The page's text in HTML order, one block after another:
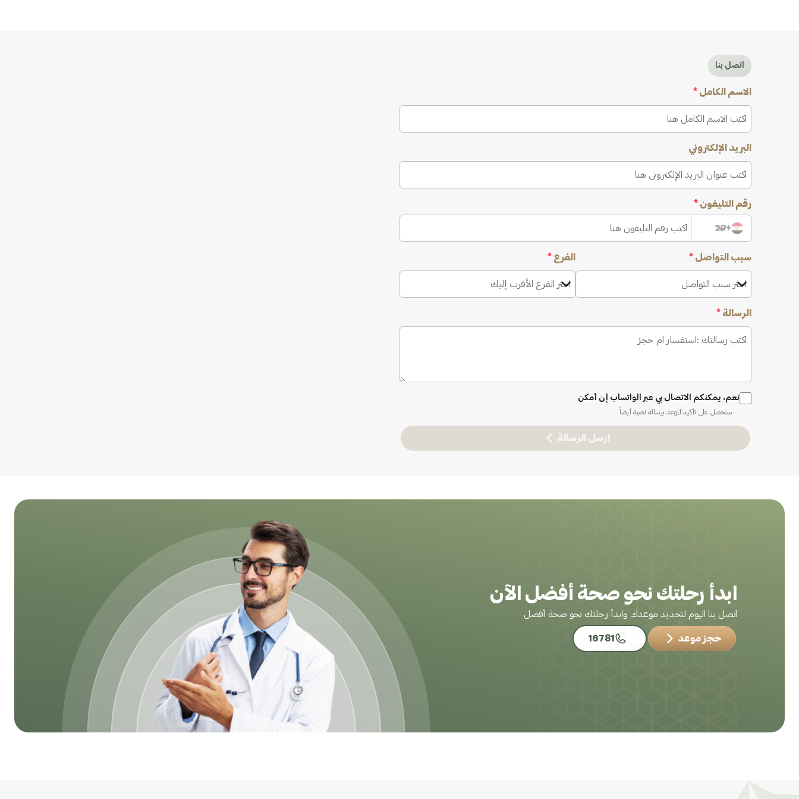
اتصل بنا
الاسم الكامل *
البريد الإلكتروني
رقم التليفون *
+20
سبب التواصل *
اختر سبب التواصل
الفرع *
اختر الفرع الأقرب إليك
الرسالة *
نعم، يمكنكم الاتصال بي عبر الواتساب إن أمكن
ستحصل على تأكيد الموعد برسالة نصية أيضاً
ارسل الرسالة
ابدأ رحلتك نحو صحة أفضل الآن
اتصل بنا اليوم لتحديد موعدك وابدأ رحلتك نحو صحة أفضل
حجز موعد 16781